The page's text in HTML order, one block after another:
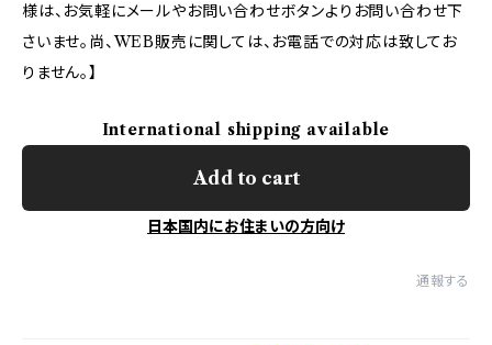
様は、お気軽にメールやお問い合わせボタンよりお問い合わせ下
さいませ。尚、WEB販売に関しては、お電話での対応は致してお
りません。】
International shipping available
Add to cart
日本国内にお住まいの方向け
通報する